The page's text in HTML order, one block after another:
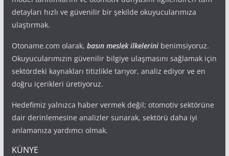
detayları hızlı ve güvenilir bir şekilde okuyucularımıza
ulaştırmak.
Otoname.com olarak, basın meslek ilkelerinibenimsiyoruz.
Okuyucularımızın güvenilir bilgiye ulaşmasını sağlamak için
sektördeki kaynakları titizlikle tarıyor, analiz ediyor ve en
doğru içerikleri üretiyoruz.
Hedefimiz yalnızca haber vermek değil; otomotiv sektörüne
dair derinlemesine analizler sunarak, sektörü daha iyi
anlamanıza yardımcı olmak.
KÜNYE